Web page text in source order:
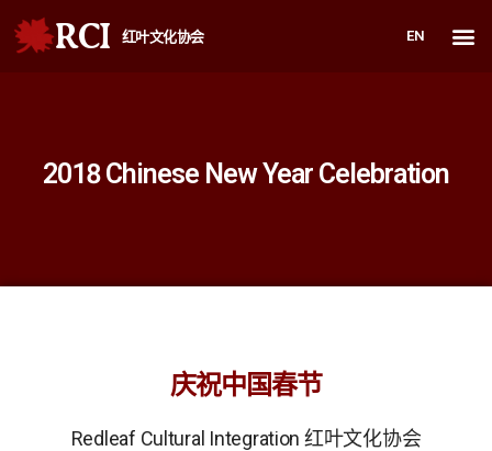
RCI 红叶文化协会 EN
2018 Chinese New Year Celebration
庆祝中国春节
Redleaf Cultural Integration 红叶文化协会